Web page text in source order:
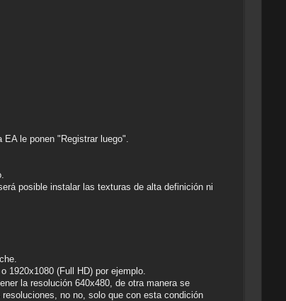
le ponen "Registrar luego".
posible instalar las texturas de alta definición ni
1920x1080 (Full HD) por ejemplo.
la resolución 640x480, de otra manera se
no no, solo que con esta condición